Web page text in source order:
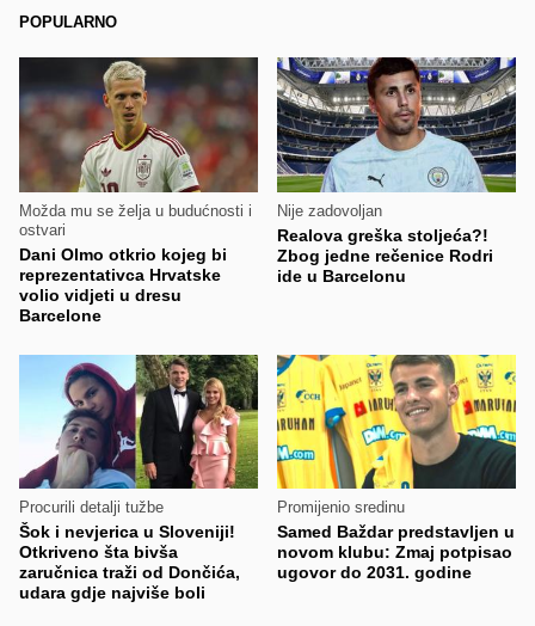
POPULARNO
Možda mu se želja u budućnosti i
ostvari
Dani Olmo otkrio kojeg bi
reprezentativca Hrvatske
volio vidjeti u dresu
Barcelone
Nije zadovoljan
Realova greška stoljeća?!
Zbog jedne rečenice Rodri
ide u Barcelonu
Procurili detalji tužbe
Šok i nevjerica u Sloveniji!
Otkriveno šta bivša
zaručnica traži od Dončića,
udara gdje najviše boli
Promijenio sredinu
Samed Baždar predstavljen u
novom klubu: Zmaj potpisao
ugovor do 2031. godine